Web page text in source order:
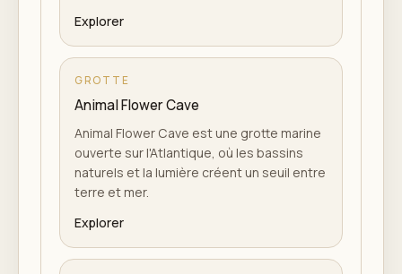
Explorer
GROTTE
Animal Flower Cave
Animal Flower Cave est une grotte marine
ouverte sur l'Atlantique, où les bassins
naturels et la lumière créent un seuil entre
terre et mer.
Explorer